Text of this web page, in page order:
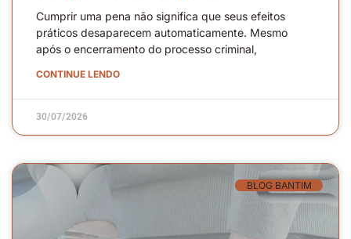
Cumprir uma pena não significa que seus efeitos
práticos desaparecem automaticamente. Mesmo
após o encerramento do processo criminal,
CONTINUE LENDO
30/07/2026
BLOG BANTIM